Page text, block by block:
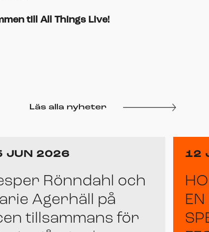
till All Things Live!
Läs alla nyheter
JUN 2026
Rönndahl och
Agerhäll på
tillsammans för
12